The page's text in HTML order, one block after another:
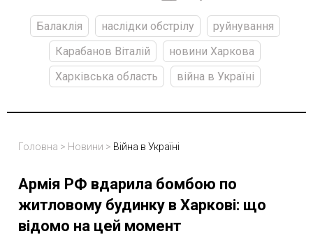
Балаклія наслідки обстрілу
руйнування
Карабанов Віталій
новини Харкова
Харківська область
війна в Україні
Головна > Новини > Війна в Україні
Армія РФ вдарила бомбою по
житловому будинку в Харкові: що
відомо на цей момент